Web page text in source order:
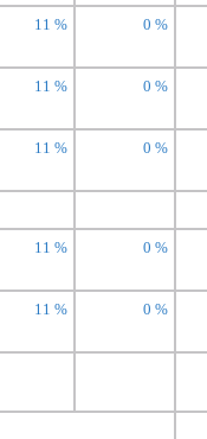
0 %
11 %
0 %
11 %
0 %
11 %
0 %
11 %
0 %
11 %